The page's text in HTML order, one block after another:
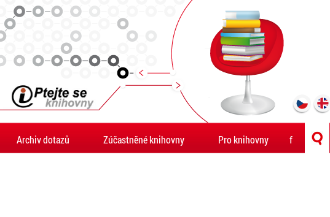
Archiv dotazů Zúčastněné knihovny Pro knihovny f